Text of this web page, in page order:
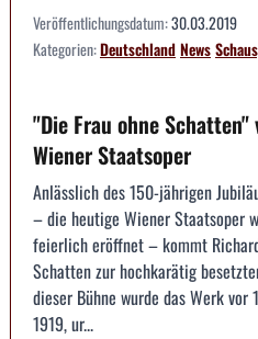
Veröffentlichungsdatum:30.03.2019
Kategorien:DeutschlandNews
"Die Frau ohne
Wiener Staatsoper
Anlässlich des 150-jährigen
– die heutige Wiener Staatsoper
feierlich eröffnet – kommt
Schatten zur hochkarätig
dieser Bühne wurde das Werk vor
1919, ur...